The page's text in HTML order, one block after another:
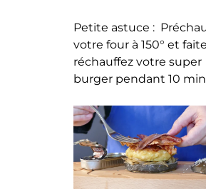
Petite astuce :
votre four à 150° et
réchauffez votre super
burger pendant 10